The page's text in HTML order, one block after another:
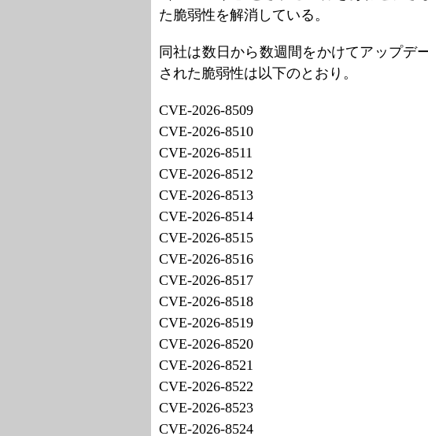
た脆弱性を解消している。
同社は数日から数週間をかけてアップデ
された脆弱性は以下のとおり。
CVE-2026-8509
CVE-2026-8510
CVE-2026-8511
CVE-2026-8512
CVE-2026-8513
CVE-2026-8514
CVE-2026-8515
CVE-2026-8516
CVE-2026-8517
CVE-2026-8518
CVE-2026-8519
CVE-2026-8520
CVE-2026-8521
CVE-2026-8522
CVE-2026-8523
CVE-2026-8524